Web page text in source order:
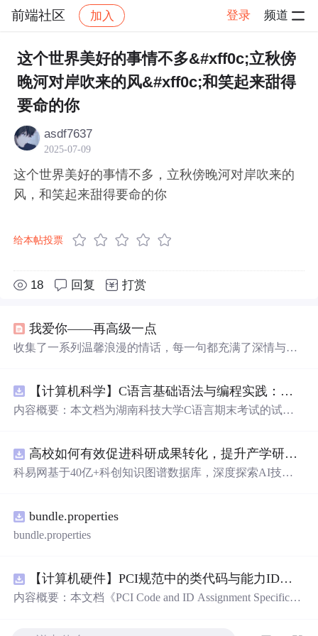
前端社区 加入 登录 频道
社区 前端社区 感慨 帖子详情
这个世界美好的事情不多&#xff0c;立秋傍
晚河对岸吹来的风&#xff0c;和笑起来甜得
要命的你
asdf7637
2025-07-09
这个世界美好的事情不多，立秋傍晚河对岸吹来的
风，和笑起来甜得要命的你
给本帖投票
18 回复 打赏
我爱你——再高级一点
收集了一系列温馨浪漫的情话，每一句都充满了深情与爱
【计算机科学】C语言基础语法与编程实践：湖南科技大学期末考试核心知识点解析
内容概要：本文档为湖南科技大学C语言期末考试的试题
循环）、数组、字符串处理、函数定义与调用、指针初步
等内容。题目形式为单项选择题，每道题后附有正确答
业学习C语言课程的学生，特别是准备期末考试或需要强
化基础知识的初学者。; 使用场景及目标：①用于考前复
习，检验对C语言核心概念的掌握程度；②辅助教师出题
辑分析能力。; 阅读建议：建议结合教材和上机实践进行练
习，重点关注易错题和涉及复杂逻辑控制的题目，理解每
道题背后的程序执行流程，以达到真正掌握语言特性的目
高校如何有效促进科研成果转化，提升产学研合作效率？.docx
科易网基于40亿+科创知识图谱数据库，深度探索AI技术
新领域的AI+数智化解决方案，推动科技创新与产业创新
智能化发展。
bundle.properties
bundle.properties
【计算机硬件】PCI规范中的类代码与能力ID分配：设备功能分类及扩展能力标识系统设计
内容概要：本文档《PCI Code and ID Assignment Specificati